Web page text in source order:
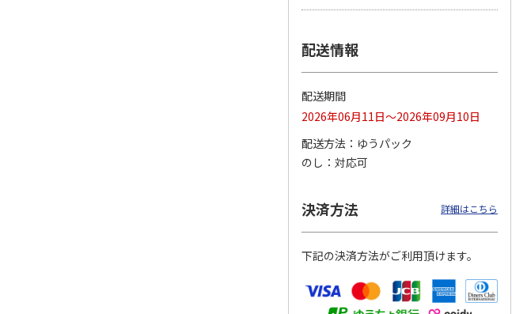
【グリーティング切
円…
4.8（11）
5,500円
4.6（7）
11,000円
配送情報
配送期間
2026年06月11日～2026年09月10日
配送方法
ゆうパック
のし
対応可
決済方法 詳細はこちら
下記の決済方法がご利用頂けます。